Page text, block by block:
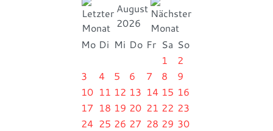
August
2026
Mo Di Mi Do Fr Sa So
1
2
3
4 5 6 7 8
9
10 11 12 13 14 15 16
17 18 19 20 21 22 23
24 25 26 27 28 29 30